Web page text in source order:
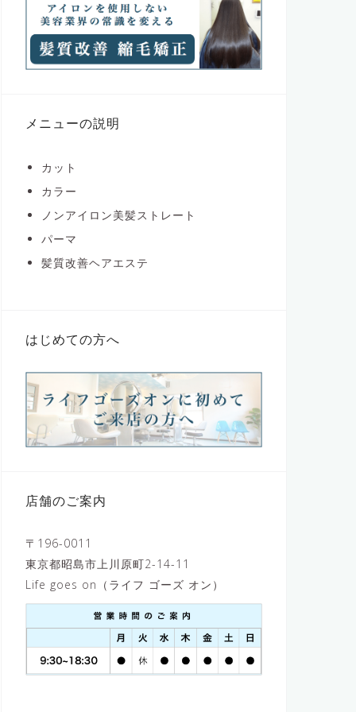
メニューの説明
カット
カラー
ノンアイロン美髪ストレート
パーマ
髪質改善ヘアエステ
はじめての方へ
店舗のご案内
〒196-0011
東京都昭島市上川原町2-14-11
Life goes on（ライフ ゴーズ オン）